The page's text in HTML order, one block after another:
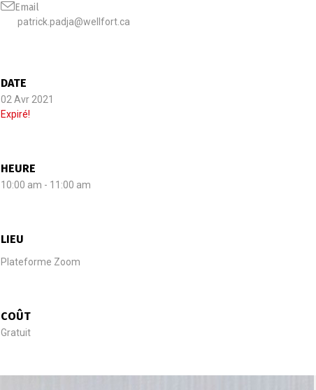
Email
patrick.padja@wellfort.ca
DATE
02 Avr 2021
Expiré!
HEURE
10:00 am - 11:00 am
LIEU
Plateforme Zoom
COÛT
Gratuit